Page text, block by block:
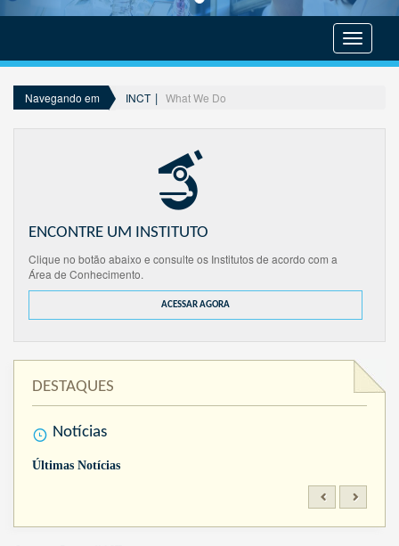
menu
Navegando em INCT What We Do
ENCONTRE UM INSTITUTO
Clique no botão abaixo e consulte os Institutos de acordo com a
Área de Conhecimento.
ACESSAR AGORA
DESTAQUES
Notícias
Últimas Notícias